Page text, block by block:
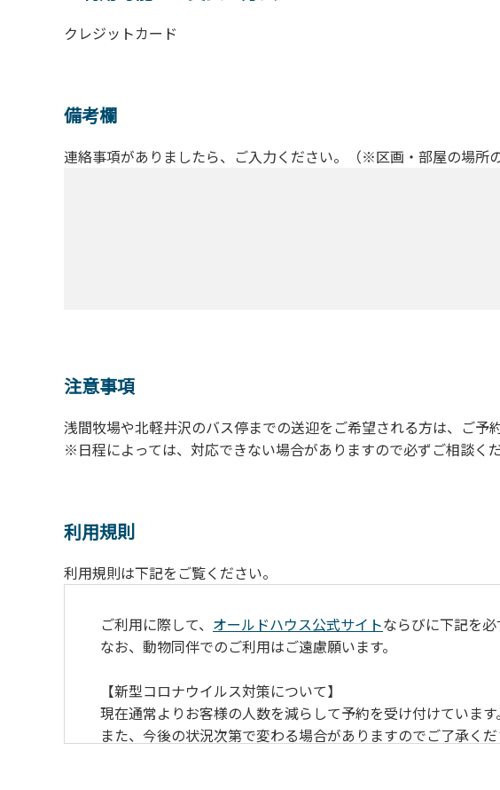
クレジットカード
備考欄
連絡事項がありましたら、ご入力ください。（※区画・部屋の場所
注意事項
浅間牧場や北軽井沢のバス停までの送迎をご希望される方は、ご予
※日程によっては、対応できない場合がありますので必ずご相談くだ
利用規則
利用規則は下記をご覧ください。
ご利用に際して、 オールドハウス公式サイトならびに下記を必
なお、動物同伴でのご利用はご遠慮願います。
【新型コロナウイルス対策について】
現在通常よりお客様の人数を減らして予約を受け付けています。
また、今後の状況次第で変わる場合がありますのでご了承くだ